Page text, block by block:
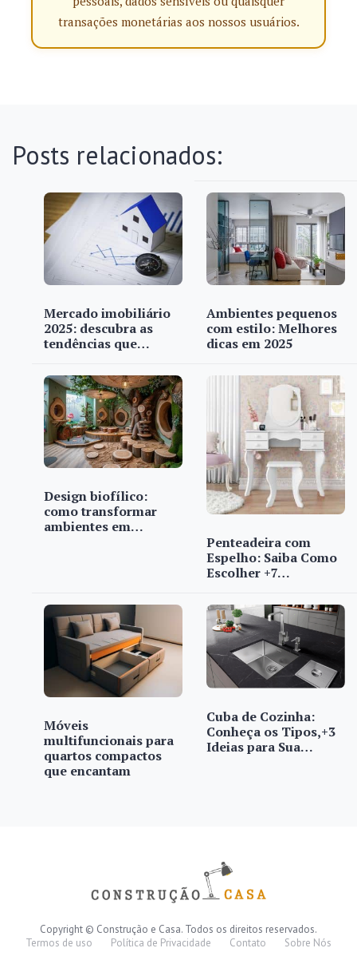
transações monetárias aos nossos usuários.
Posts relacionados:
Mercado imobiliário
2025: descubra as
tendências que…
Ambientes pequenos
com estilo: Melhores
dicas em 2025
Design biofílico:
como transformar
ambientes em…
Penteadeira com
Espelho: Saiba Como
Escolher +7…
Móveis
multifuncionais para
quartos compactos
que encantam
Cuba de Cozinha:
Conheça os Tipos,+3
Ideias para Sua…
Copyright © Construção e Casa. Todos os direitos reservados.
Termos de uso
Política de Privacidade Contato Sobre Nós